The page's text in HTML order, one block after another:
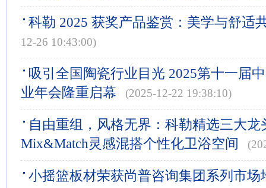
科勒 2025 获奖产品鉴赏：美学与舒适
12-26 10:43:00)
吸引全国陶瓷行业目光 2025第十一届
业年会隆重启幕
(2025-12-22 19:38:10)
自由重组，风格无界：科勒精选三大龙
Mix&Match灵感混搭个性化卫浴空间
小摇篮板材荣获尚普咨询集团系列市场